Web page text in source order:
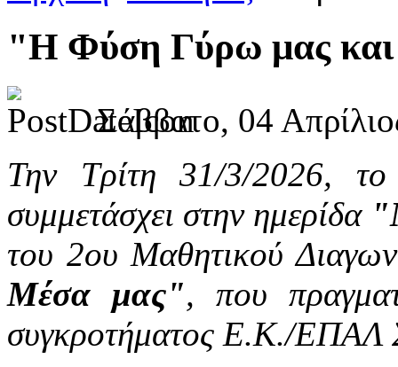
"Η Φύση Γύρω μας
Σάββατο, 04
Την Τρίτη 31/3/2026,
συμμετάσχει στην ημερίδα
του 2ου Μαθητικού
Μέσα μας", που
συγκροτήματος Ε.Κ./ΕΠΑΛ